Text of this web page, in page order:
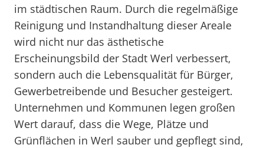
im städtischen Raum. Durch die regelmäßige
Reinigung und Instandhaltung dieser Areale
wird nicht nur das ästhetische
Erscheinungsbild der Stadt Werl verbessert,
sondern auch die Lebensqualität für Bürger,
Gewerbetreibende und Besucher gesteigert.
Unternehmen und Kommunen legen großen
Wert darauf, dass die Wege, Plätze und
Grünflächen in Werl sauber und gepflegt sind,